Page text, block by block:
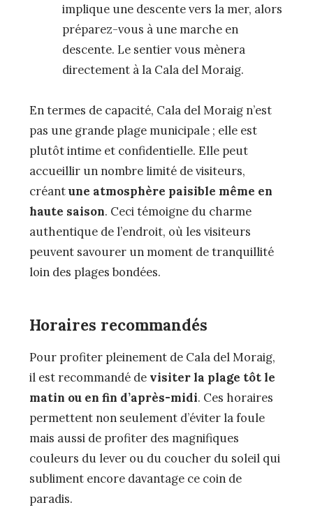
implique une descente vers la mer, alors
préparez-vous à une marche en
descente. Le sentier vous mènera
directement à la Cala del Moraig.
En termes de capacité, Cala del Moraig n’est
pas une grande plage municipale ; elle est
plutôt intime et confidentielle. Elle peut
accueillir un nombre limité de visiteurs,
créantune atmosphère paisible même en
haute saison. Ceci témoigne du charme
authentique de l’endroit, où les visiteurs
peuvent savourer un moment de tranquillité
loin des plages bondées.
Horaires recommandés
Pour profiter pleinement de Cala del Moraig,
il est recommandé de visiter la plage tôt le
matin ou en fin d’après-midi. Ces horaires
permettent non seulement d’éviter la foule
mais aussi de profiter des magnifiques
couleurs du lever ou du coucher du soleil qui
subliment encore davantage ce coin de
paradis.